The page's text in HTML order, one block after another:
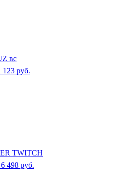
вс
123 руб.
TWITCH
6 498 руб.